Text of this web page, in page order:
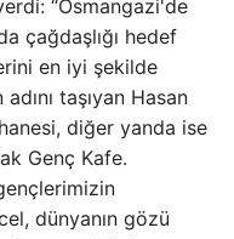
“Osmangazi'de
çağdaşlığı hedef
en iyi şekilde
taşıyan Hasan
diğer yanda ise
Genç Kafe.
dünyanın gözü